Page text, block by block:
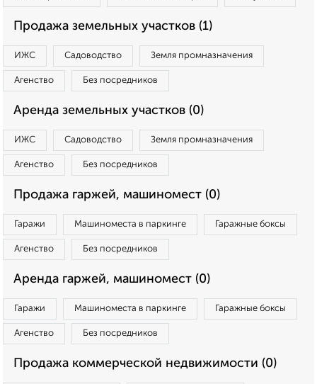
Продажа земельных участков (1)
ИЖС Садоводство Земля промназначения
Агенство Без посредников
Аренда земельных участков (0)
ИЖС Садоводство Земля промназначения
Агенство Без посредников
Продажа гаржей, машиномест (0)
Гаражи Машиноместа в паркинге Гаражные боксы
Агенство Без посредников
Аренда гаржей, машиномест (0)
Гаражи Машиноместа в паркинге Гаражные боксы
Агенство Без посредников
Продажа коммерческой недвижимости (0)